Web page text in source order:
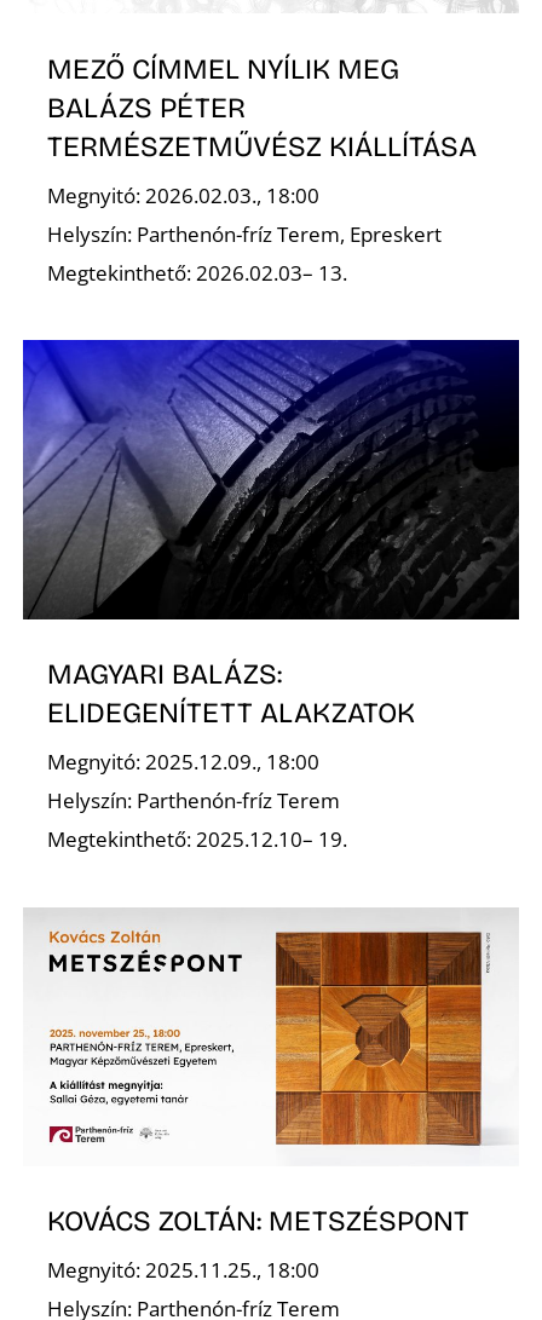
MEZŐ CÍMMEL NYÍLIK MEG
BALÁZS PÉTER
TERMÉSZETMŰVÉSZ KIÁLLÍTÁSA
Megnyitó: 2026.02.03., 18:00
Helyszín: Parthenón-fríz Terem, Epreskert
Megtekinthető: 2026.02.03– 13.
MAGYARI BALÁZS:
ELIDEGENÍTETT ALAKZATOK
Megnyitó: 2025.12.09., 18:00
Helyszín: Parthenón-fríz Terem
Megtekinthető: 2025.12.10– 19.
KOVÁCS ZOLTÁN: METSZÉSPONT
Megnyitó: 2025.11.25., 18:00
Helyszín: Parthenón-fríz Terem